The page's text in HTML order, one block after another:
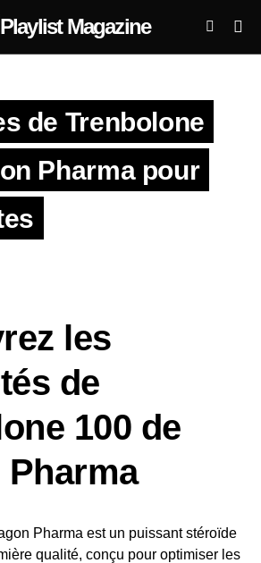
de Trenbolone
Pharma pour
les
de
100 de
Pharma
Pharma est un puissant stéroïde
qualité, conçu pour optimiser les